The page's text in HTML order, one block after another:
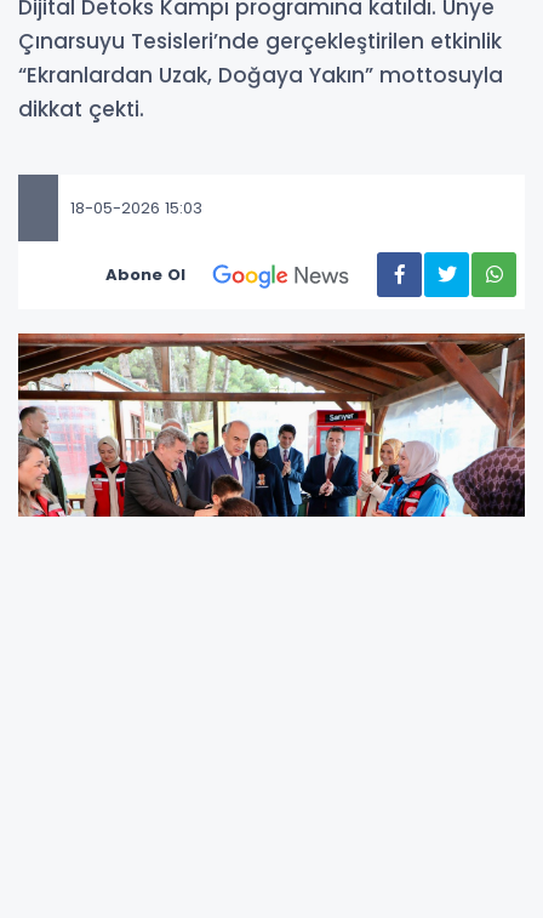
Dijital Detoks Kampı programına katıldı. Ünye
Çınarsuyu Tesisleri’nde gerçekleştirilen etkinlik
“Ekranlardan Uzak, Doğaya Yakın” mottosuyla
dikkat çekti.
18-05-2026 15:03
Abone Ol